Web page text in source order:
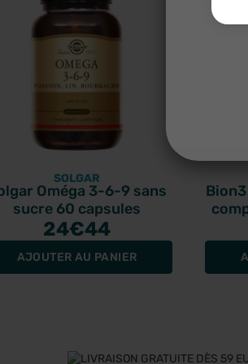
SOLGAR
Oméga 3-6-9 sans
sucre 60 capsules
24€44
AJOUTER AU PANIER